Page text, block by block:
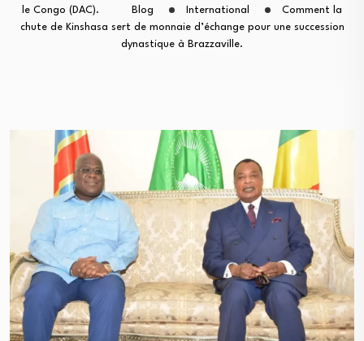
le Congo (DAC).
Blog International
Comment la
chute de Kinshasa sert de monnaie d’échange pour une succession
dynastique à Brazzaville.